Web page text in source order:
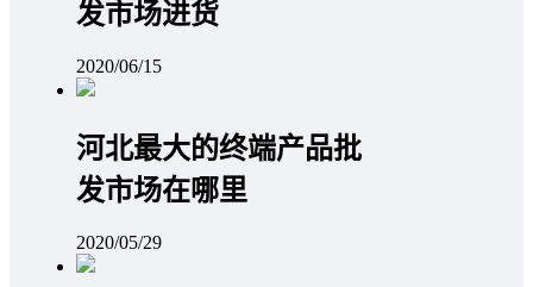
发市场进货
2020/06/15
河北最大的终端产品批
发市场在哪里
2020/05/29